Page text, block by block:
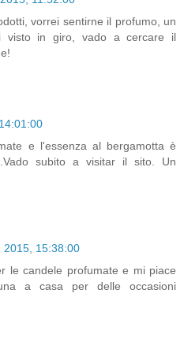
vorrei sentirne il profumo, un
visto in giro, vado a cercare il
e l'essenza al bergamotta è
subito a visitar il sito. Un
2015, 15:38:00
le candele profumate e mi piace
a casa per delle occasioni